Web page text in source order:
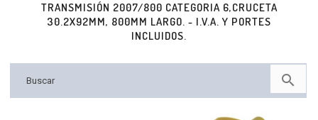
TRANSMISIÓN 2007/800 CATEGORIA 6,CRUCETA
30.2X92MM, 800MM LARGO. - I.V.A. Y PORTES
INCLUIDOS.
